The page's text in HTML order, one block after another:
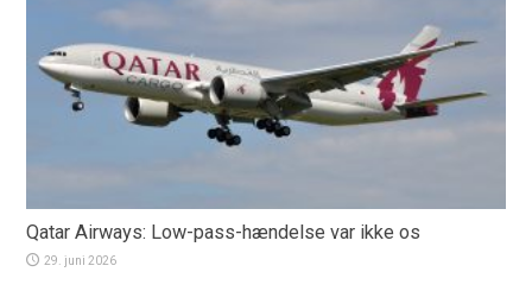
Qatar Airways: Low-pass-hændelse var ikke os
29. juni 2026